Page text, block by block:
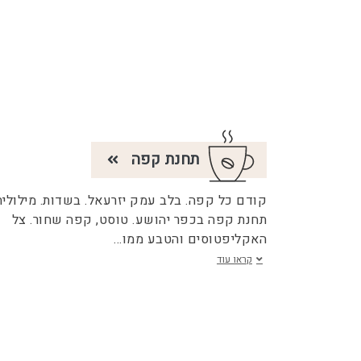
תחנת קפה
קודם כל קפה. בלב עמק יזרעאל. בשדות.
תחנת קפה בכפר יהושע. טוסט, קפה שחור. צל
האקליפטוסים והטבע ממו...
קראו עוד